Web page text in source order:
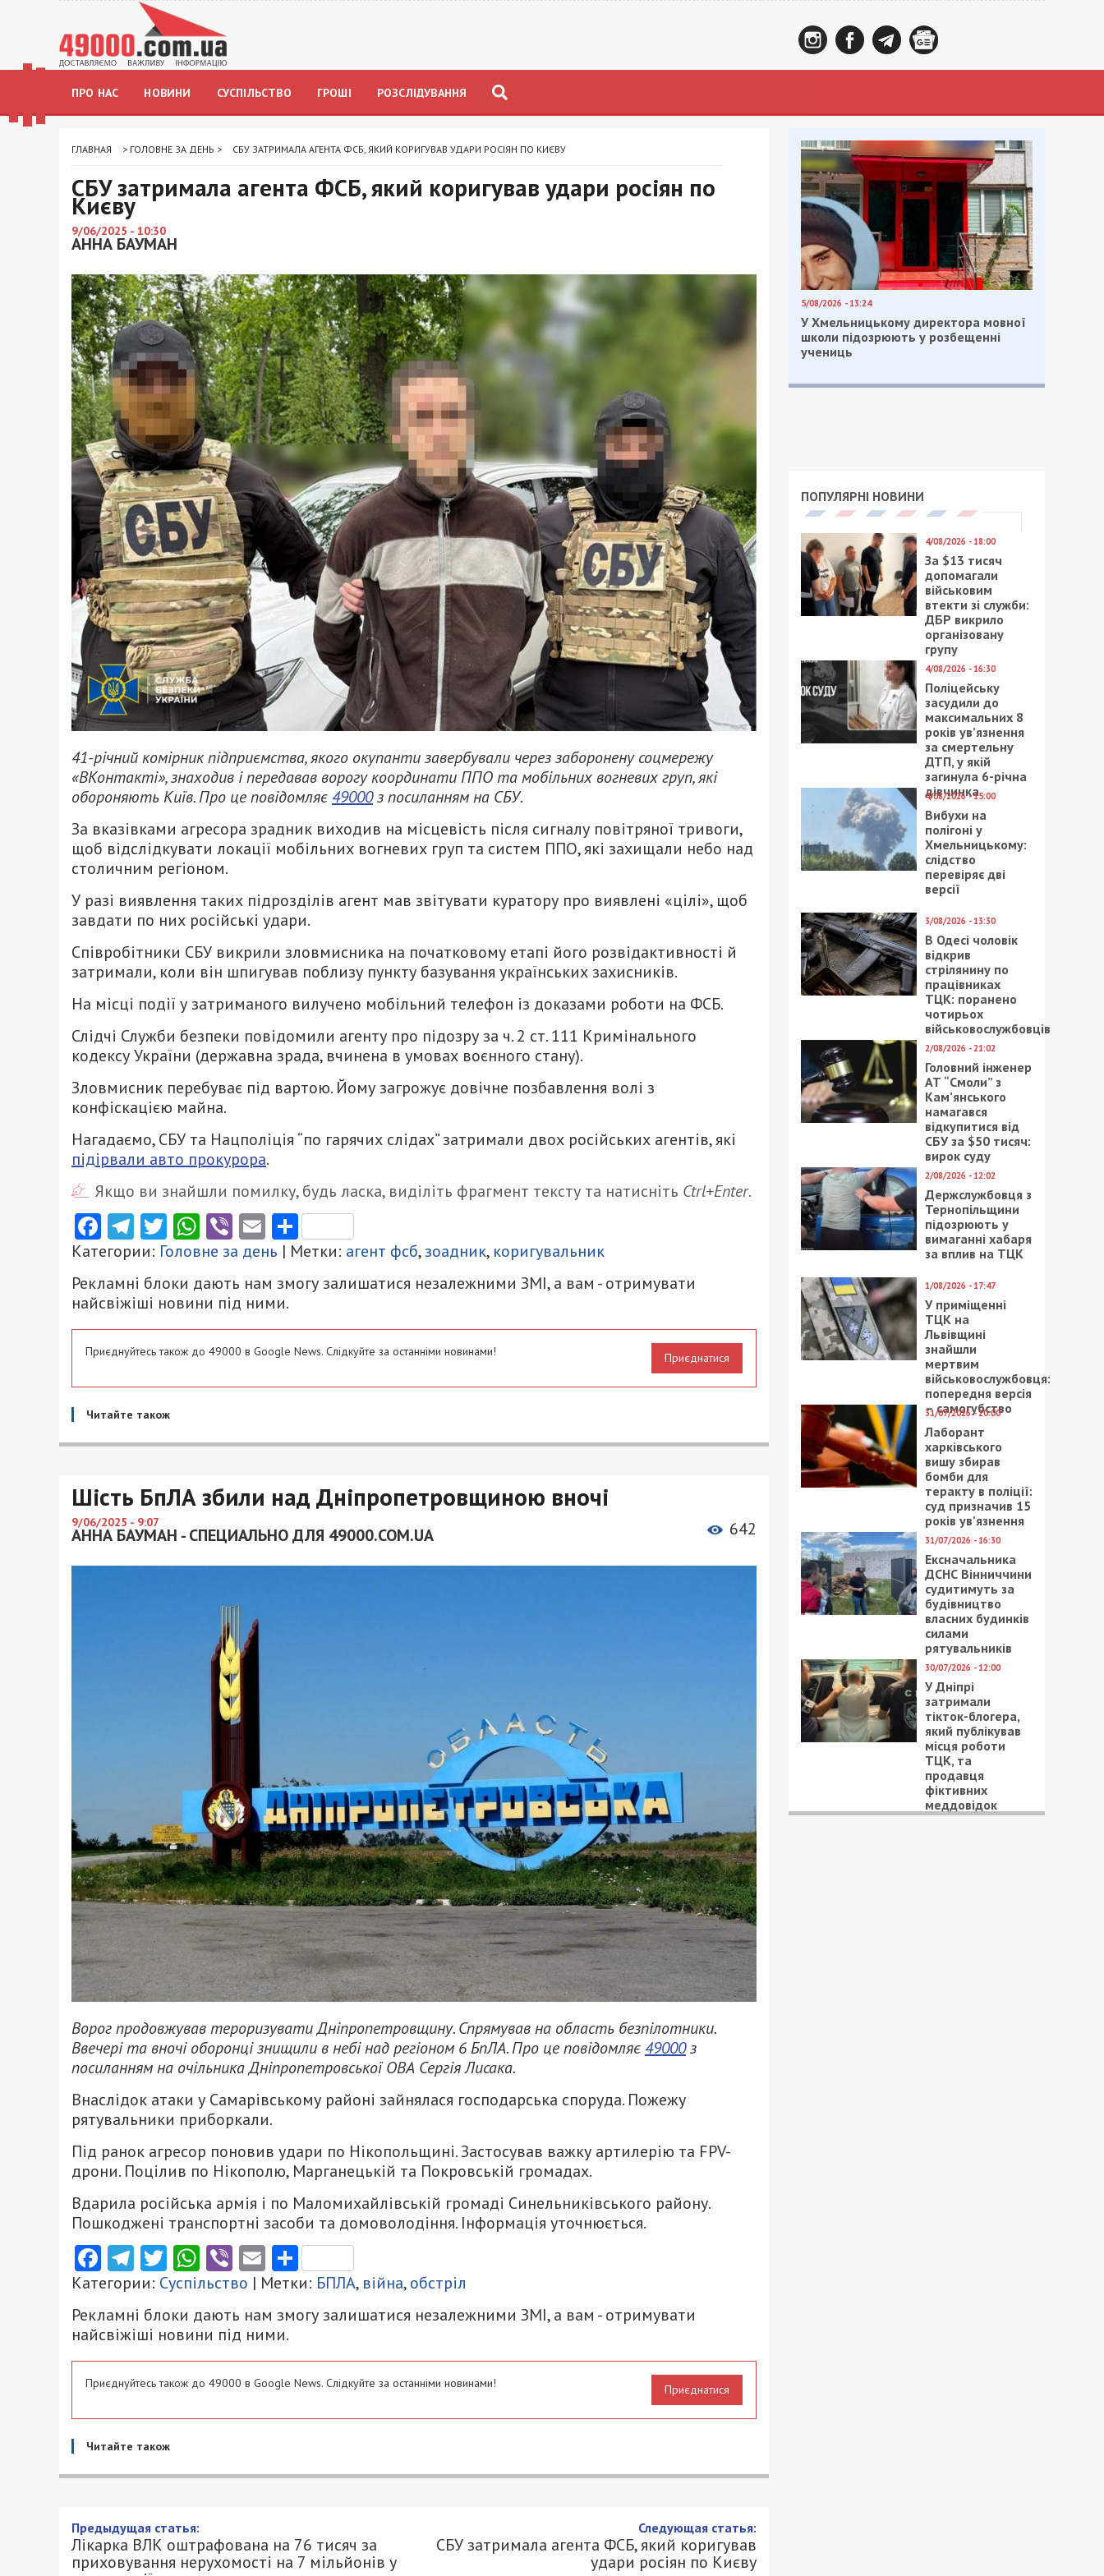
ПРО НАС НОВИНИ СУСПІЛЬСТВО ГРОШІ РОЗСЛІДУВАННЯ
ГЛАВНАЯ > ГОЛОВНЕ ЗА ДЕНЬ > СБУ ЗАТРИМАЛА АГЕНТА ФСБ, ЯКИЙ КОРИГУВАВ УДАРИ РОСІЯН ПО КИЄВУ
СБУ затримала агента ФСБ, який коригував удари росіян по
Києву
9/06/2025 - 10:30
АННА БАУМАН
41-річний комірник підприємства, якого окупанти завербували через заборонену соцмережу
«ВКонтакті», знаходив і передавав ворогу координати ППО та мобільних вогневих груп, які
обороняють Київ. Про це повідомляє49000з посиланням на СБУ.
За вказівками агресора зрадник виходив на місцевість після сигналу повітряної тривоги,
щоб відслідкувати локації мобільних вогневих груп та систем ППО, які захищали небо над
столичним регіоном.
У разі виявлення таких підрозділів агент мав звітувати куратору про виявлені «цілі», щоб
завдати по них російські удари.
Співробітники СБУ викрили зловмисника на початковому етапі його розвідактивності й
затримали, коли він шпигував поблизу пункту базування українських захисників.
На місці події у затриманого вилучено мобільний телефон із доказами роботи на ФСБ.
Слідчі Служби безпеки повідомили агенту про підозру за ч. 2 ст. 111 Кримінального
кодексу України (державна зрада, вчинена в умовах воєнного стану).
Зловмисник перебуває під вартою. Йому загрожує довічне позбавлення волі з
конфіскацією майна.
Нагадаємо, СБУ та Нацполіція “по гарячих слідах” затримали двох російських агентів, які
підірвали авто прокурора.
Якщо ви знайшли помилку, будь ласка, виділіть фрагмент тексту та натисніть Ctrl+Enter.
Facebook
Telegram
Twitter
WhatsApp
ViberEmailПоділитися
Категории: Головне за день | Метки: агент фсб,зоадник, коригувальник
Рекламні блоки дають нам змогу залишатися незалежними ЗМІ, а вам - отримувати
найсвіжіші новини під ними.
Приєднуйтесь також до 49000 в Google News. Слідкуйте за останніми новинами! Приєднатися
Читайте також
Шість БпЛА збили над Дніпропетровщиною вночі
9/06/2025 - 9:07
АННА БАУМАН - СПЕЦИАЛЬНО ДЛЯ 49000.COM.UA 642
Ворог продовжував тероризувати Дніпропетровщину. Спрямував на область безпілотники.
Ввечері та вночі оборонці знищили в небі над регіоном 6 БпЛА. Про це повідомляє49000з
посиланням на очільника Дніпропетровської ОВА Сергія Лисака.
Внаслідок атаки у Самарівському районі зайнялася господарська споруда. Пожежу
рятувальники приборкали.
Під ранок агресор поновив удари по Нікопольщині. Застосував важку артилерію та FPV-
дрони. Поцілив по Нікополю, Марганецькій та Покровській громадах.
Вдарила російська армія і по Маломихайлівській громаді Синельниківського району.
Пошкоджені транспортні засоби та домоволодіння. Інформація уточнюється.
Facebook
Telegram
Twitter
WhatsApp
ViberEmailПоділитися
Категории: Суспільство | Метки: БПЛА, війна,обстріл
Рекламні блоки дають нам змогу залишатися незалежними ЗМІ, а вам - отримувати
найсвіжіші новини під ними.
Приєднуйтесь також до 49000 в Google News. Слідкуйте за останніми новинами! Приєднатися
Читайте також
Лікарка ВЛК оштрафована на 76 тисяч за приховування
нерухомості на 7 мільйонів у декларації
8/06/2025 - 20:29
5/08/2026 - 13:24
У Хмельницькому директора мовної
школи підозрюють у розбещенні
учениць
ПОПУЛЯРНІ НОВИНИ
4/08/2026 - 18:00
За $13 тисяч
допомагали
військовим
втекти зі служби:
ДБР викрило
організовану
групу
4/08/2026 - 16:30
Поліцейську
засудили до
максимальних 8
років ув’язнення
за смертельну
ДТП, у якій
загинула 6-річна
дівчинка
4/08/2026 - 15:00
Вибухи на
полігоні у
Хмельницькому:
слідство
перевіряє дві
версії
3/08/2026 - 13:30
В Одесі чоловік
відкрив
стрілянину по
працівниках
ТЦК: поранено
чотирьох
військовослужбовців
2/08/2026 - 21:02
Головний інженер
АТ “Смоли” з
Кам’янського
намагався
відкупитися від
СБУ за $50 тисяч:
вирок суду
2/08/2026 - 12:02
Держслужбовця з
Тернопільщини
підозрюють у
вимаганні хабаря
за вплив на ТЦК
1/08/2026 - 17:47
У приміщенні
ТЦК на
Львівщині
знайшли
мертвим
військовослужбовця:
попередня версія
– самогубство
31/07/2026 - 20:00
Лаборант
харківського
вишу збирав
бомби для
теракту в поліції:
суд призначив 15
років ув’язнення
31/07/2026 - 16:30
Ексначальника
ДСНС Вінниччини
судитимуть за
будівництво
власних будинків
силами
рятувальників
30/07/2026 - 12:00
У Дніпрі
затримали
тікток-блогера,
який публікував
місця роботи
ТЦК, та
продавця
фіктивних
меддовідок